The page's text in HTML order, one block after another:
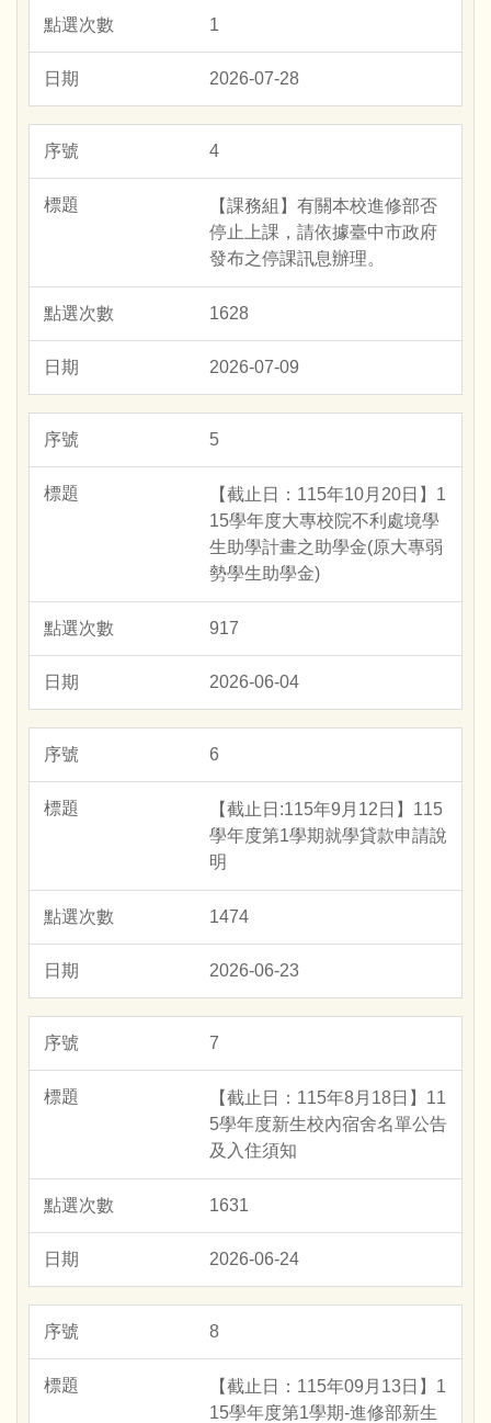
1
2026-07-28
4
【課務組】有關本校進修部否
停止上課，請依據臺中市政府
發布之停課訊息辦理。
1628
2026-07-09
5
【截止日：115年10月20日】1
15學年度大專校院不利處境學
生助學計畫之助學金(原大專弱
勢學生助學金)
917
2026-06-04
6
【截止日:115年9月12日】115
學年度第1學期就學貸款申請說
明
1474
2026-06-23
7
【截止日：115年8月18日】11
5學年度新生校內宿舍名單公告
及入住須知
1631
2026-06-24
8
【截止日：115年09月13日】1
15學年度第1學期-進修部新生